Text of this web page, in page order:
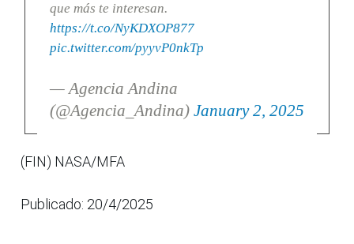
que más te interesan.
https://t.co/NyKDXOP877
pic.twitter.com/pyyvP0nkTp
— Agencia Andina
(@Agencia_Andina) January 2, 2025
(FIN) NASA/MFA
Publicado: 20/4/2025